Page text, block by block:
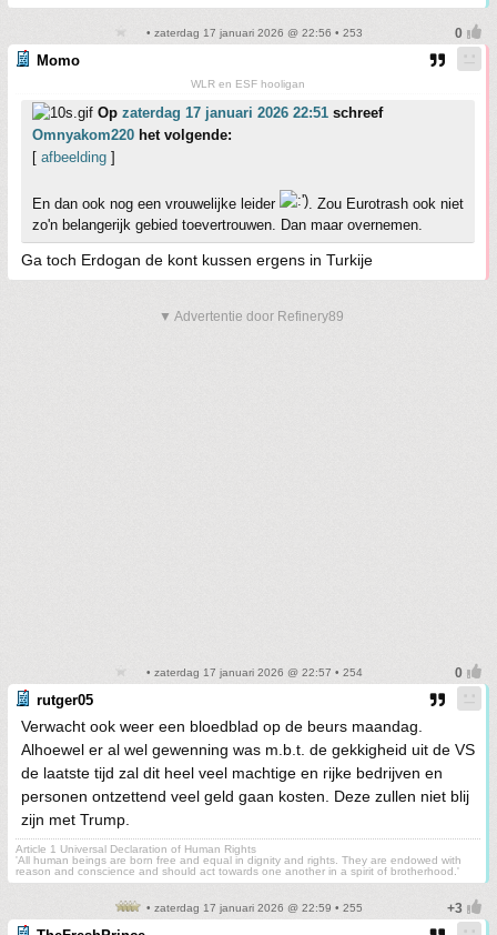
• zaterdag 17 januari 2026 @ 22:56 • 253
Momo
WLR en ESF hooligan
Op zaterdag 17 januari 2026 22:51 schreef
Omnyakom220 het volgende:
[ afbeelding ]
En dan ook nog een vrouwelijke leider
. Zou Eurotrash ook niet
zo'n belangerijk gebied toevertrouwen. Dan maar overnemen.
Ga toch Erdogan de kont kussen ergens in Turkije
▼ Advertentie door Refinery89
• zaterdag 17 januari 2026 @ 22:57 • 254
rutger05
Verwacht ook weer een bloedblad op de beurs maandag.
Alhoewel er al wel gewenning was m.b.t. de gekkigheid uit de VS
de laatste tijd zal dit heel veel machtige en rijke bedrijven en
personen ontzettend veel geld gaan kosten. Deze zullen niet blij
zijn met Trump.
Article 1 Universal Declaration of Human Rights
'All human beings are born free and equal in dignity and rights. They are endowed with
reason and conscience and should act towards one another in a spirit of brotherhood.'
• zaterdag 17 januari 2026 @ 22:59 • 255